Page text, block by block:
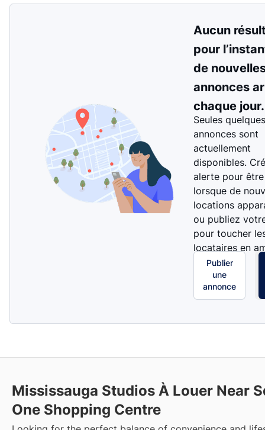
Aucun
pour
de
annonces
chaque jour.
Seules quelques
annonces sont
actuellement
disponibles.
alerte pour
lorsque de
locations
ou publiez
pour toucher
locataires en
Publier
une
annonce
Mississauga Studios À Louer Near
One Shopping Centre